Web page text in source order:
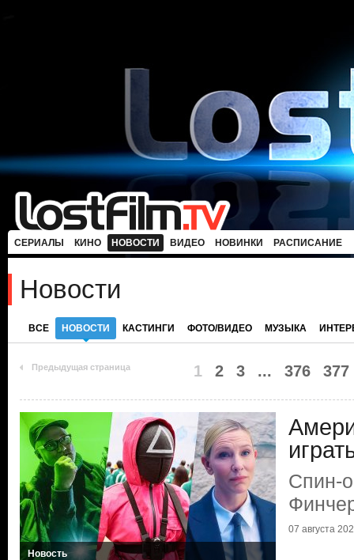
СЕРИАЛЫ КИНО НОВОСТИ ВИДЕО НОВИНКИ РАСПИСАНИЕ
Новости
ВСЕ НОВОСТИ КАСТИНГИ ФОТО/ВИДЕО МУЗЫКА
Предыдущая страница 1 2 3 ... 376 377
Новость
Спин-
07 августа